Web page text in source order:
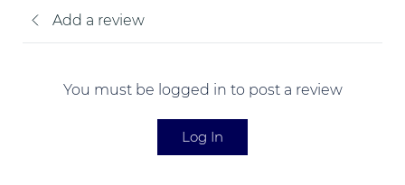
Add a review
You must be logged in to post a review
Log In